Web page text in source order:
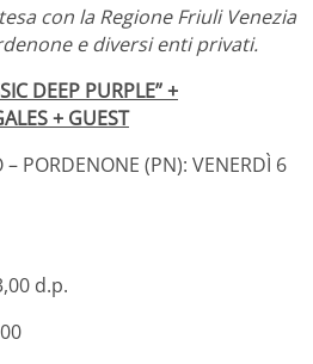
con la Regione Friuli Venezia
e diversi enti privati.
DEEP PURPLE” +
+ GUEST
– PORDENONE (PN): VENERDÌ 6
d.p.